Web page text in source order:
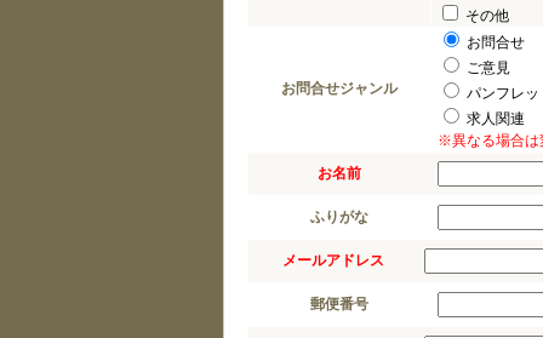
その他
お問合せジャンル
お問合せ
ご意見
パンフレッ
求人関連
※異なる場合は
お名前
ふりがな
メールアドレス
郵便番号